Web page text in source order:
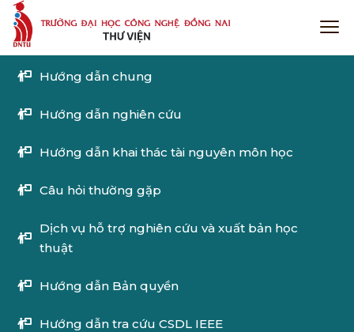
Hướng dẫn chung
Hướng dẫn nghiên cứu
Hướng dẫn khai thác tài nguyên môn học
Câu hỏi thường gặp
Dịch vụ hỗ trợ nghiên cứu và xuất bản học
thuật
Hướng dẫn Bản quyền
Hướng dẫn tra cứu CSDL IEEE